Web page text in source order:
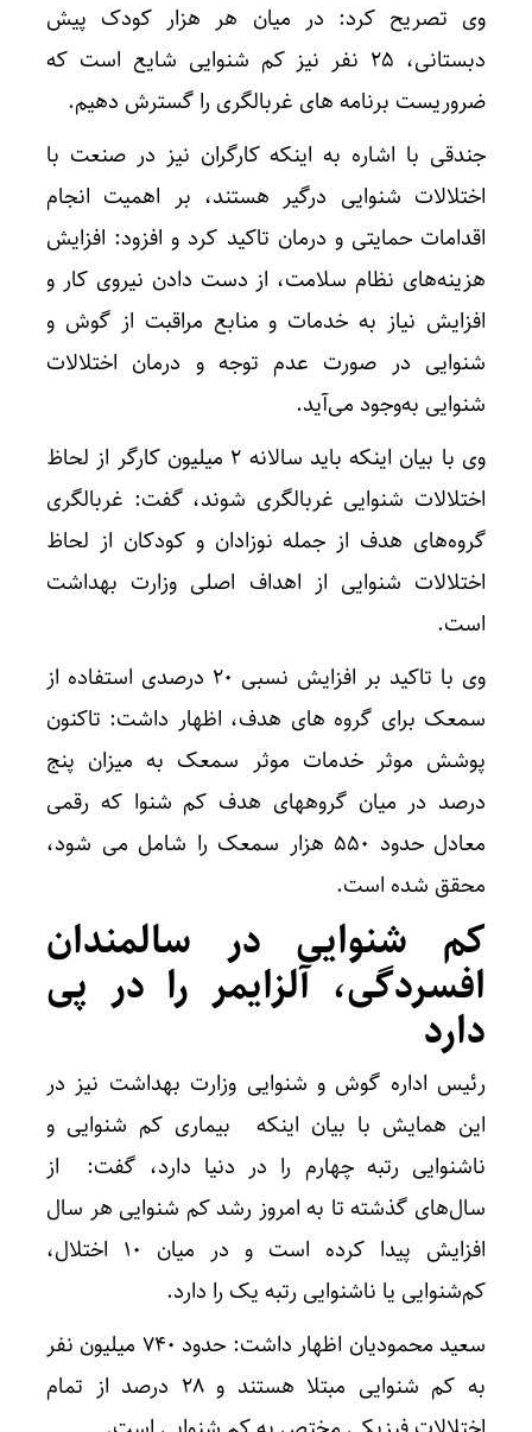
وی تصریح کرد: در میان هر هزار کودک پیش
دبستانی، ۲۵ نفر نیز کم شنوایی شایع است که
ضروریست برنامه های غربالگری را گسترش دهیم.
جندقی با اشاره به اینکه کارگران نیز در صنعت با
اختلالات شنوایی درگیر هستند، بر اهمیت انجام
اقدامات حمایتی و درمان تاکید کرد و افزود: افزایش
هزینه‌های نظام سلامت، از دست دادن نیروی کار و
افزایش نیاز به خدمات و منابع مراقبت از گوش و
شنوایی در صورت عدم توجه و درمان اختلالات
شنوایی به‌وجود می‌آید.
وی با بیان اینکه باید سالانه ۲ میلیون کارگر از لحاظ
اختلالات شنوایی غربالگری شوند، گفت: غربالگری
گروه‌های هدف از جمله نوزادان و کودکان از لحاظ
اختلالات شنوایی از اهداف اصلی وزارت بهداشت
است.
وی با تاکید بر افزایش نسبی ۲۰ درصدی استفاده از
سمعک برای گروه های هدف، اظهار داشت: تاکنون
پوشش موثر خدمات موثر سمعک به میزان پنج
درصد در میان گروههای هدف کم شنوا که رقمی
معادل حدود ۵۵۰ هزار سمعک را شامل می شود،
محقق شده است.
کم شنوایی در سالمندان
افسردگی، آلزایمر را در پی
دارد
رئیس اداره گوش و شنوایی وزارت بهداشت نیز در
این همایش با بیان اینکه بیماری کم شنوایی و
ناشنوایی رتبه چهارم را در دنیا دارد، گفت: از
سال‌های گذشته تا به امروز رشد کم شنوایی هر سال
افزایش پیدا کرده است و در میان ۱۰ اختلال،
کم‌شنوایی یا ناشنوایی رتبه یک را دارد.
سعید محمودیان اظهار داشت: حدود ۷۴۰ میلیون نفر
به کم شنوایی مبتلا هستند و ۲۸ درصد از تمام